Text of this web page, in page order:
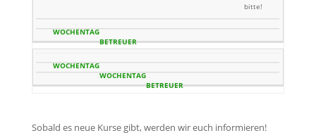
WOCHENTAG BETREUER
bitte!
Sobald es neue Kurse gibt, werden wir euch informieren!